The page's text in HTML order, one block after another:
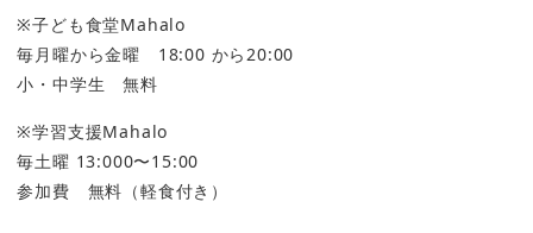
※子ども食堂Mahalo
毎月曜から金曜 18:00 から20:00
小・中学生 無料
※学習支援Mahalo
毎土曜 13:000〜15:00
参加費 無料（軽食付き）